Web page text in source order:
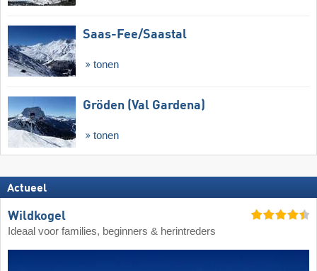
Saas-Fee/​Saastal
tonen
Gröden (Val Gardena)
tonen
Actueel
Wildkogel
Ideaal voor families, beginners & herintreders